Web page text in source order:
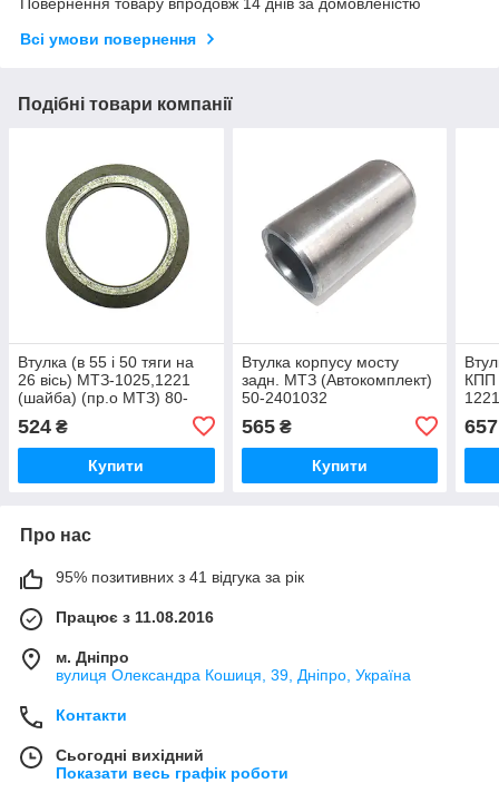
Повернення товару впродовж 14 днів за домовленістю
Всі умови повернення
Подібні товари компанії
Втулка (в 55 і 50 тяги на
26 вісь) МТЗ-1025,1221
(шайба) (пр.о МТЗ) 80-
524 ₴
Купити
Втулка корпусу мосту
задн. МТЗ (Автокомплект)
50-2401032
565₴
Купити
КПП
657
Про нас
95% позитивних з 41 відгука за рік
Працює з 11.08.2016
м. Дніпро
вулиця Олександра Кошиця, 39, Дніпро, Україна
Контакти
Сьогодні вихідний
Показати весь графік роботи